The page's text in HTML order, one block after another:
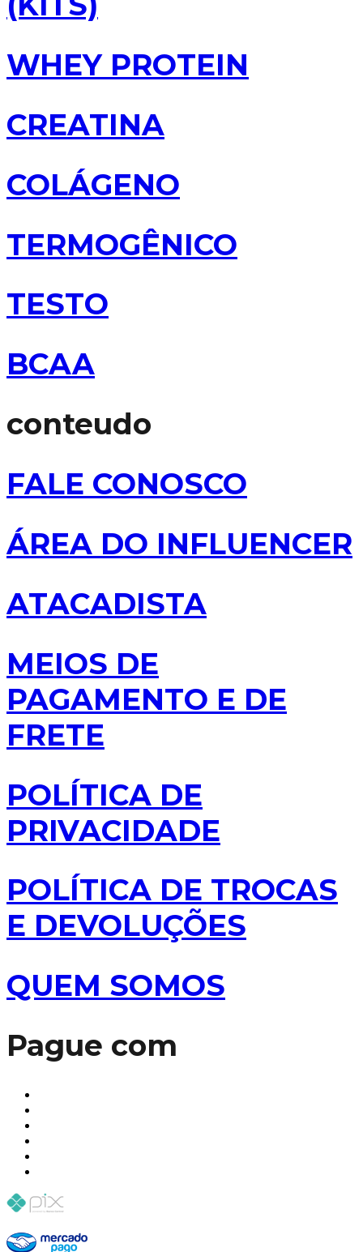
WHEY PROTEIN
CREATINA
COLÁGENO
TERMOGÊNICO
TESTO
BCAA
conteudo
FALE CONOSCO
ÁREA DO INFLUENCER
ATACADISTA
MEIOS DE
PAGAMENTO E DE
FRETE
POLÍTICA DE
PRIVACIDADE
POLÍTICA DE TROCAS
E DEVOLUÇÕES
QUEM SOMOS
Pague com